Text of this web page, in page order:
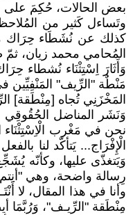
بعض الحالات، حُكِمَ على
وتَساءل كَثير من
كذلك عن نُشَطَاء حِرَاك
المُحامي محمد زيان،
وَأَثَارَ اِسْتِثْنَاء نُشطاء
المَخْزَنِي تُجاه [مِنْطَقة]
نحن في مَغْرب الْاِسْتِثْنَاء
الْإِفْرَاج... يَتأكّد لنا
وَيَتغذّى عليها، وكأنّه
رِسالة واضحة، وهي
وأنا في هذا المقال، لا
مِنْطَقة "الرِّيـف"، وَرُبَّمَا